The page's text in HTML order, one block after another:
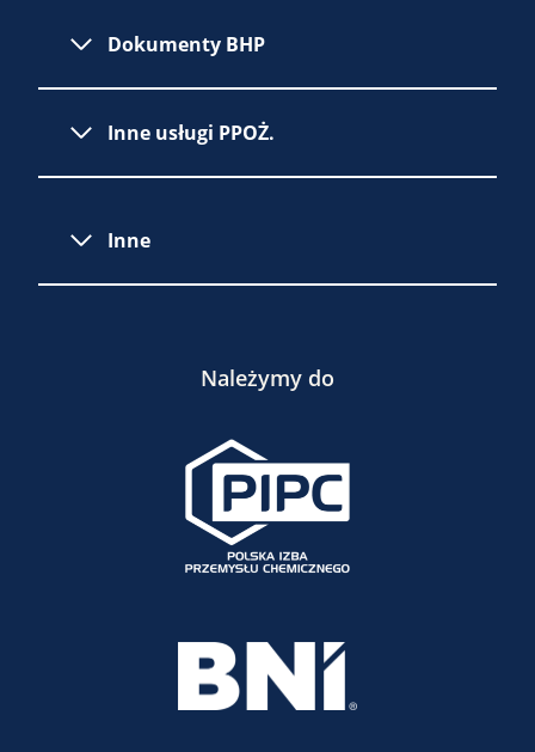
Dokumenty BHP
Inne usługi PPOŻ.
Inne
Należymy do